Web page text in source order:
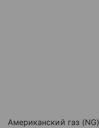
Американский газ